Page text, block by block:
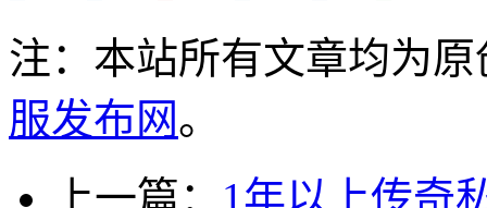
注：本站所有文章均为
服发布网。
上一篇： 1年以上传奇